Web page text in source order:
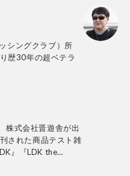
シングクラブ）所
歴30年の超ベテラ
株式会社晋遊舎が出
された商品テスト雑
』『LDK the